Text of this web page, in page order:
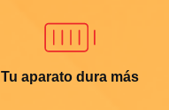
Tu aparato dura más